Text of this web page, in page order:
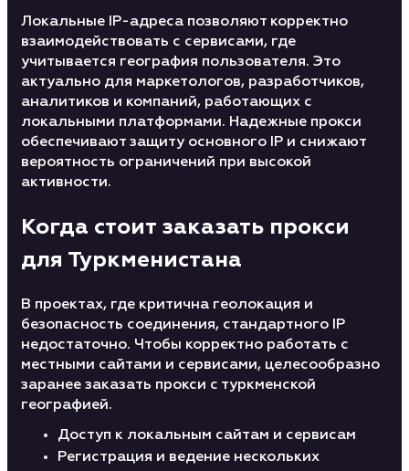
Локальные IP-адреса позволяют корректно
взаимодействовать с сервисами, где
учитывается география пользователя. Это
актуально для маркетологов, разработчиков,
аналитиков и компаний, работающих с
локальными платформами. Надежные прокси
обеспечивают защиту основного IP и снижают
вероятность ограничений при высокой
активности.
Когда стоит заказать прокси
для Туркменистана
В проектах, где критична геолокация и
безопасность соединения, стандартного IP
недостаточно. Чтобы корректно работать с
местными сайтами и сервисами, целесообразно
заранее заказать прокси с туркменской
географией.
Доступ к локальным сайтам и сервисам
Регистрация и ведение нескольких